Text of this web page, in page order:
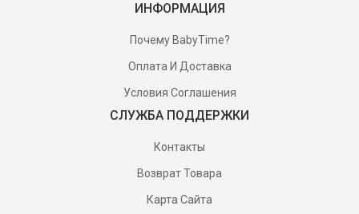
ИНФОРМАЦИЯ
Почему BabyTime?
Оплата И Доставка
Условия Соглашения
СЛУЖБА ПОДДЕРЖКИ
Контакты
Возврат Товара
Карта Сайта